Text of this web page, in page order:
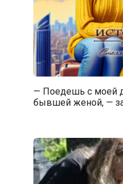
— Поедешь с моей
бывшей женой, —